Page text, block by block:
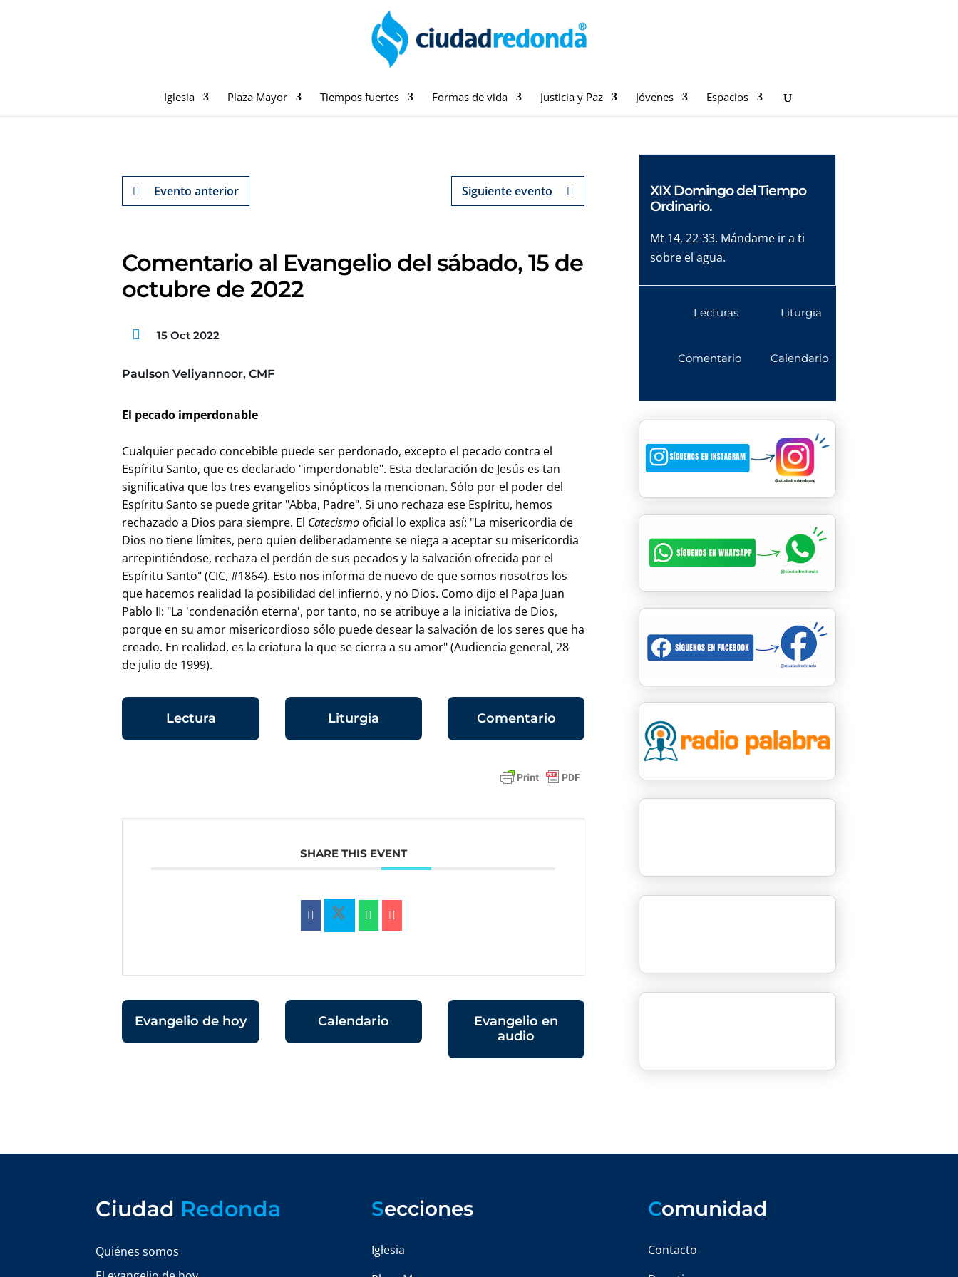
Iglesia Plaza Mayor Tiempos fuertes Formas de vida Justicia y Paz Jóvenes Espacios
Evento anterior Siguiente evento
Comentario al Evangelio del sábado, 15 de
octubre de 2022
15 Oct 2022
Paulson Veliyannoor, CMF
El pecado imperdonable
Cualquier pecado concebible puede ser perdonado, excepto el pecado contra el
Espíritu Santo, que es declarado "imperdonable". Esta declaración de Jesús es tan
significativa que los tres evangelios sinópticos la mencionan. Sólo por el poder del
Espíritu Santo se puede gritar "Abba, Padre". Si uno rechaza ese Espíritu, hemos
rechazado a Dios para siempre. El Catecismo oficial lo explica así: "La misericordia de
Dios no tiene límites, pero quien deliberadamente se niega a aceptar su misericordia
arrepintiéndose, rechaza el perdón de sus pecados y la salvación ofrecida por el
Espíritu Santo" (CIC, #1864). Esto nos informa de nuevo de que somos nosotros los
que hacemos realidad la posibilidad del infierno, y no Dios. Como dijo el Papa Juan
Pablo II: "La 'condenación eterna', por tanto, no se atribuye a la iniciativa de Dios,
porque en su amor misericordioso sólo puede desear la salvación de los seres que ha
creado. En realidad, es la criatura la que se cierra a su amor" (Audiencia general, 28
de julio de 1999).
Lectura Liturgia Comentario
SHARE THIS EVENT
Evangelio de hoy Calendario
Evangelio en
audio
XIX Domingo del Tiempo
Ordinario.
Mt 14, 22-33. Mándame ir a ti
sobre el agua.
Lecturas
Comentario
Liturgia
Calendario
Ciudad Redonda
Quiénes somos
Secciones
Iglesia
Comunidad
Contacto